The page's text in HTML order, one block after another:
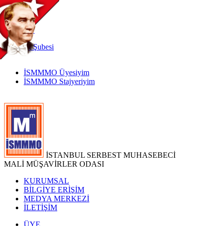
TR
|
EN
İnternetŞubesi
İSMMMO Üyesiyim
İSMMMO Stajyeriyim
İSTANBUL SERBEST MUHASEBECİ
MALİ MÜŞAVİRLER ODASI
KURUMSAL
BİLGİYE ERİŞİM
MEDYA MERKEZİ
İLETİŞİM
ÜYE